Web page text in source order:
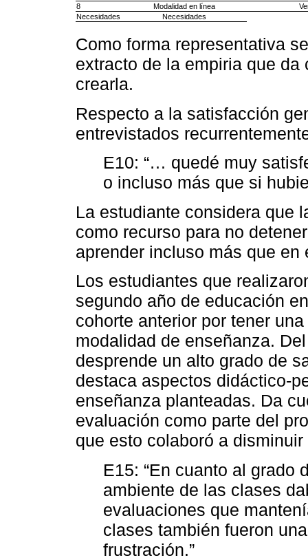
8
Modalidad en línea
Necesidades
Necesidades
Como forma representativa
extracto de la empiria que
crearla.
Respecto a la satisfacción
entrevistados
E10: “… quedé muy
o incluso más que si
La estudiante considera que
como recurso para no
aprender incluso más que
Los estudiantes que
segundo año de educación
cohorte anterior por tener
modalidad de enseñanza.
desprende un alto grado de
destaca aspectos didáctico-
enseñanza planteadas. Da
evaluación como parte del
que esto colaboró a
E15: “En cuanto al
ambiente de las clases
evaluaciones que
clases también fueron
frustración.”